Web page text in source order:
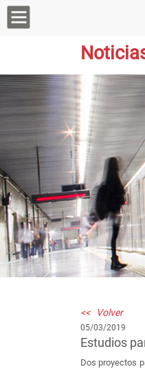
<< Volver
05/03/2019
Estudios
Dos proyectos